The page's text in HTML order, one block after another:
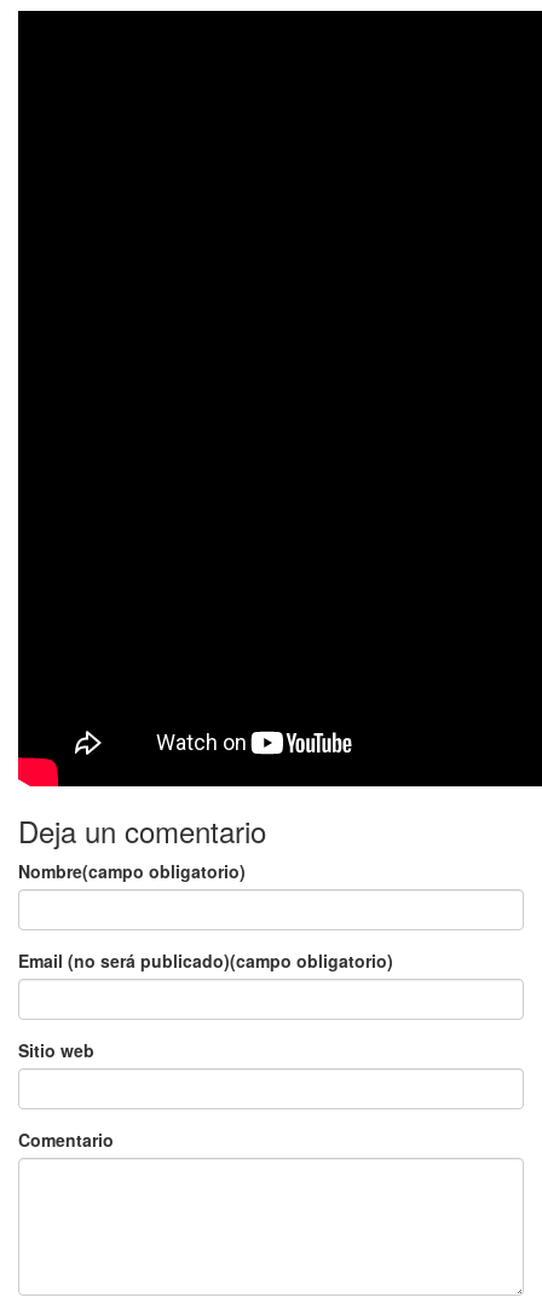
Deja un comentario
Nombre(campo obligatorio)
Email (no será publicado)(campo obligatorio)
Sitio web
Comentario